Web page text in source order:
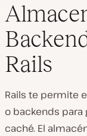
Rails
Rails te permite
o backends
caché. El